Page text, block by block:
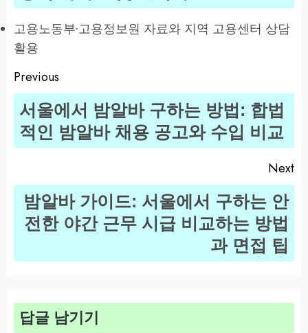
고용노동부·고용정보원 자료와 지역 고용센터 상담
활용
Post
navigation
Previous
서울에서 밤알바 구하는 방법: 합법
적인 밤알바 채용 공고와 수입 비교
Next
Next
밤알바 가이드: 서울에서 구하는 안
전한 야간 근무 시급 비교하는 방법
과 면접 팁
답글 남기기